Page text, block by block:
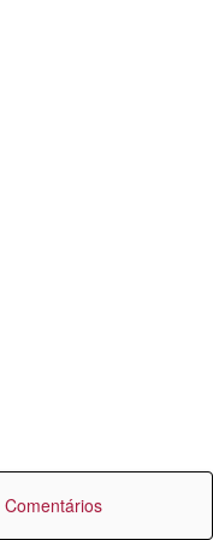
Comentários